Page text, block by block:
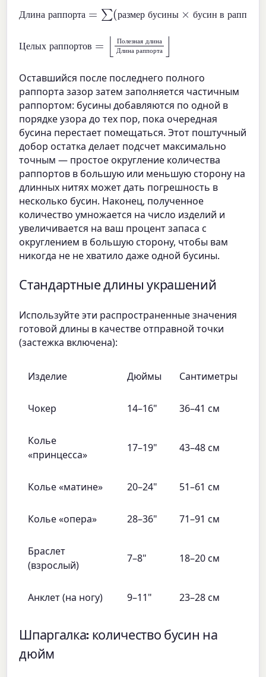
Длина рапп о р та р азмер б у си н ы б у си н в рапп
Длина раппорта=∑(
размер бусины×бусин в раппорте)
Ц елых рапп о р т ов
Длина раппорта
Оставшийся после последнего полного
раппорта зазор затем заполняется частичным
раппортом: бусины добавляются по одной в
порядке узора до тех пор, пока очередная
бусина перестает помещаться. Этот поштучный
добор остатка делает подсчет максимально
точным — простое округление количества
раппортов в большую или меньшую сторону на
длинных нитях может дать погрешность в
несколько бусин. Наконец, полученное
количество умножается на число изделий и
увеличивается на ваш процент запаса с
округлением в большую сторону, чтобы вам
никогда не не хватило даже одной бусины.
Стандартные длины украшений
Используйте эти распространенные значения
готовой длины в качестве отправной точки
(застежка включена):
Изделие Дюймы Сантиметры
Чокер 14–16" 36–41 см
Колье
«принцесса»
17–19" 43–48 см
Колье «матине» 20–24" 51–61 см
Колье «опера» 28–36" 71–91 см
Браслет
(взрослый)
7–8" 18–20 см
Анклет (на ногу) 9–11" 23–28 см
Шпаргалка: количество бусин на
дюйм